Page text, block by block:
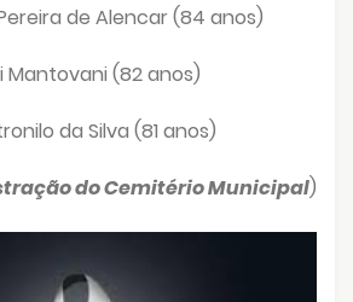
de Alencar (84 anos)
Mantovani (82 anos)
da Silva (81 anos)
do Cemitério Municipal)